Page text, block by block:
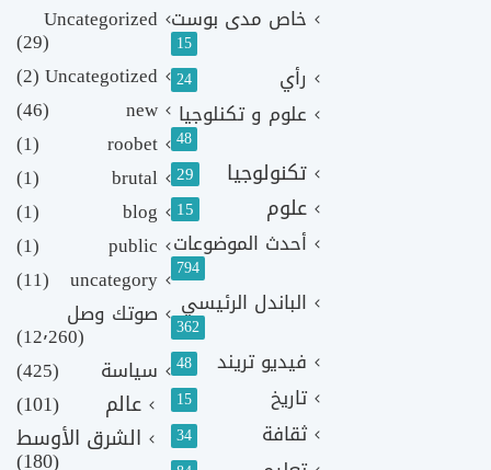
خاص مدى بوست
15
رأي 24
علوم و تكنلوجيا
48
تكنولوجيا 29
علوم 15
أحدث الموضوعات
794
الباندل الرئيسي
362
فيديو تريند 48
تاريخ 15
ثقافة 34
Uncategorized
(29)
Uncategotized
(2)
new
(46)
roobet
(1)
brutal
(1)
blog
(1)
public
(1)
uncategory
(11)
صوتك وصل
(12٬260)
سياسة
(425)
عالم
(101)
الشرق الأوسط
(180)